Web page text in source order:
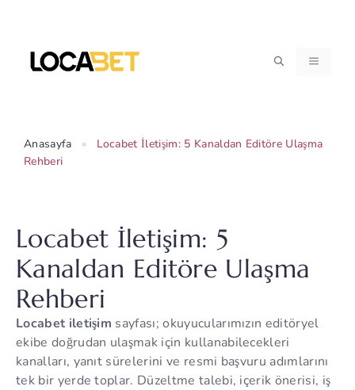
MENÜ
Anasayfa »
Locabet İletişim: 5 Kanaldan Editöre Ulaşma
Rehberi
Locabet İletişim: 5
Kanaldan Editöre Ulaşma
Rehberi
Locabet iletişim sayfası; okuyucularımızın editöryel
ekibe doğrudan ulaşmak için kullanabilecekleri
kanalları, yanıt sürelerini ve resmi başvuru adımlarını
tek bir yerde toplar. Düzeltme talebi, içerik önerisi, iş